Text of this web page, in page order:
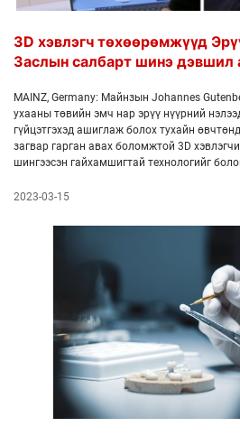
3D хэвлэгч төхөөрөмжүүд
Заслын салбарт шинэ дэвшил
MAINZ, Germany: Майнзын Johannes
ухааны төвийн эмч нар эрүү нүүрний
гүйцэтгэхэд ашиглаж болох тухайн
загвар гарган авах боломжтой 3D
шингээсэн гайхамшигтай технологийг
блон имплант судлалд ашиглах боломжтой
байгаа гэнэ.
2023-03-15